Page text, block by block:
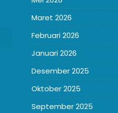
Maret 2026
Februari 2026
Januari 2026
Desember 2025
Oktober 2025
September 2025